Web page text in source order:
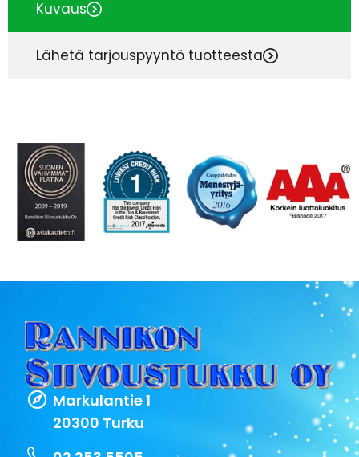
Kuvaus
Lähetä tarjouspyyntö tuotteesta
Markulantie 1
20300 Turku